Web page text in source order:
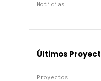
Noticias
Últimos
Proyectos